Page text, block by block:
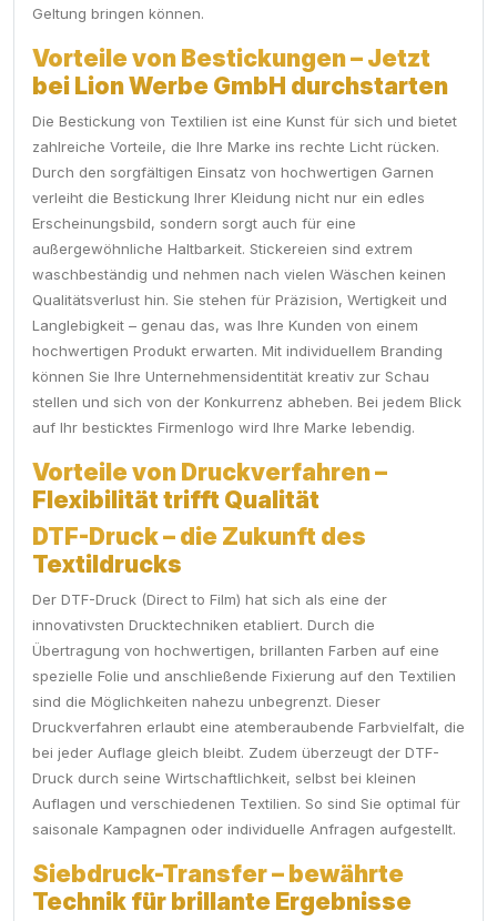
Geltung bringen können.
Vorteile von Bestickungen – Jetzt
bei Lion Werbe GmbH durchstarten
Die Bestickung von Textilien ist eine Kunst für sich und bietet
zahlreiche Vorteile, die Ihre Marke ins rechte Licht rücken.
Durch den sorgfältigen Einsatz von hochwertigen Garnen
verleiht die Bestickung Ihrer Kleidung nicht nur ein edles
Erscheinungsbild, sondern sorgt auch für eine
außergewöhnliche Haltbarkeit. Stickereien sind extrem
waschbeständig und nehmen nach vielen Wäschen keinen
Qualitätsverlust hin. Sie stehen für Präzision, Wertigkeit und
Langlebigkeit – genau das, was Ihre Kunden von einem
hochwertigen Produkt erwarten. Mit individuellem Branding
können Sie Ihre Unternehmensidentität kreativ zur Schau
stellen und sich von der Konkurrenz abheben. Bei jedem Blick
auf Ihr besticktes Firmenlogo wird Ihre Marke lebendig.
Vorteile von Druckverfahren –
Flexibilität trifft Qualität
DTF-Druck – die Zukunft des
Textildrucks
Der DTF-Druck (Direct to Film) hat sich als eine der
innovativsten Drucktechniken etabliert. Durch die
Übertragung von hochwertigen, brillanten Farben auf eine
spezielle Folie und anschließende Fixierung auf den Textilien
sind die Möglichkeiten nahezu unbegrenzt. Dieser
Druckverfahren erlaubt eine atemberaubende Farbvielfalt, die
bei jeder Auflage gleich bleibt. Zudem überzeugt der DTF-
Druck durch seine Wirtschaftlichkeit, selbst bei kleinen
Auflagen und verschiedenen Textilien. So sind Sie optimal für
saisonale Kampagnen oder individuelle Anfragen aufgestellt.
Siebdruck-Transfer – bewährte
Technik für brillante Ergebnisse